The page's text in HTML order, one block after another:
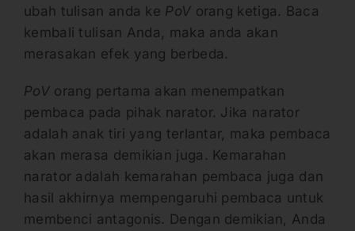
ubah tulisan anda ke PoV orang ketiga. Baca
kembali tulisan Anda, maka anda akan
merasakan efek yang berbeda.
PoVorang pertama akan menempatkan
pembaca pada pihak narator. Jika narator
adalah anak tiri yang terlantar, maka pembaca
akan merasa demikian juga. Kemarahan
narator adalah kemarahan pembaca juga dan
hasil akhirnya mempengaruhi pembaca untuk
membenci antagonis. Dengan demikian, Anda